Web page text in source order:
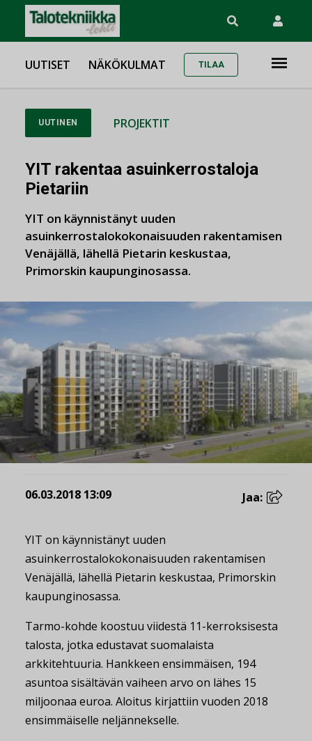
UUTISET NÄKÖKULMAT TILAA
UUTINEN PROJEKTIT
YIT rakentaa asuinkerrostaloja
Pietariin
YIT on käynnistänyt uuden
asuinkerrostalokokonaisuuden rakentamisen
Venäjällä, lähellä Pietarin keskustaa,
Primorskin kaupunginosassa.
06.03.2018 13:09 Jaa:
YIT on käynnistänyt uuden
asuinkerrostalokokonaisuuden rakentamisen
Venäjällä, lähellä Pietarin keskustaa, Primorskin
kaupunginosassa.
Tarmo-kohde koostuu viidestä 11-kerroksisesta
talosta, jotka edustavat suomalaista
arkkitehtuuria. Hankkeen ensimmäisen, 194
asuntoa sisältävän vaiheen arvo on lähes 15
miljoonaa euroa. Aloitus kirjattiin vuoden 2018
ensimmäiselle neljännekselle.